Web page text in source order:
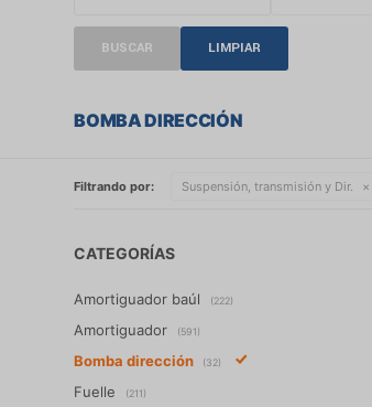
BUSCAR LIMPIAR
BOMBA DIRECCIÓN
Filtrando por: Suspensión, transmisión y Dir.
CATEGORÍAS
Amortiguador baúl (222)
Amortiguador (591)
Bomba dirección (32)
Fuelle (211)